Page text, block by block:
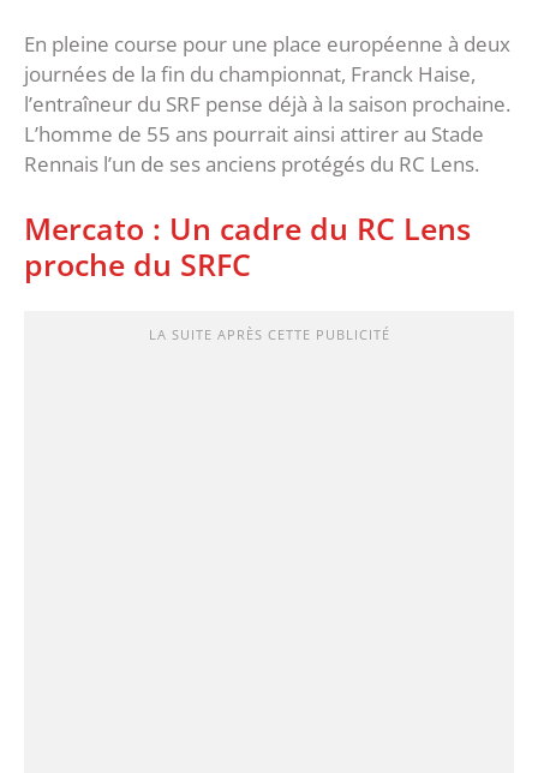
En pleine course pour une place européenne à deux
journées de la fin du championnat, Franck Haise,
l’entraîneur du SRF pense déjà à la saison prochaine.
L’homme de 55 ans pourrait ainsi attirer au Stade
Rennais l’un de ses anciens protégés du RC Lens.
Mercato : Un cadre du RC Lens
proche du SRFC
LA SUITE APRÈS CETTE PUBLICITÉ